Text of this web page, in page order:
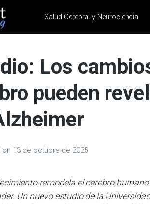
Salud Cerebral y Neurociencia
Los
pueden
on 13 de octubre de 2025
remodela el cerebro
Un nuevo estudio de la